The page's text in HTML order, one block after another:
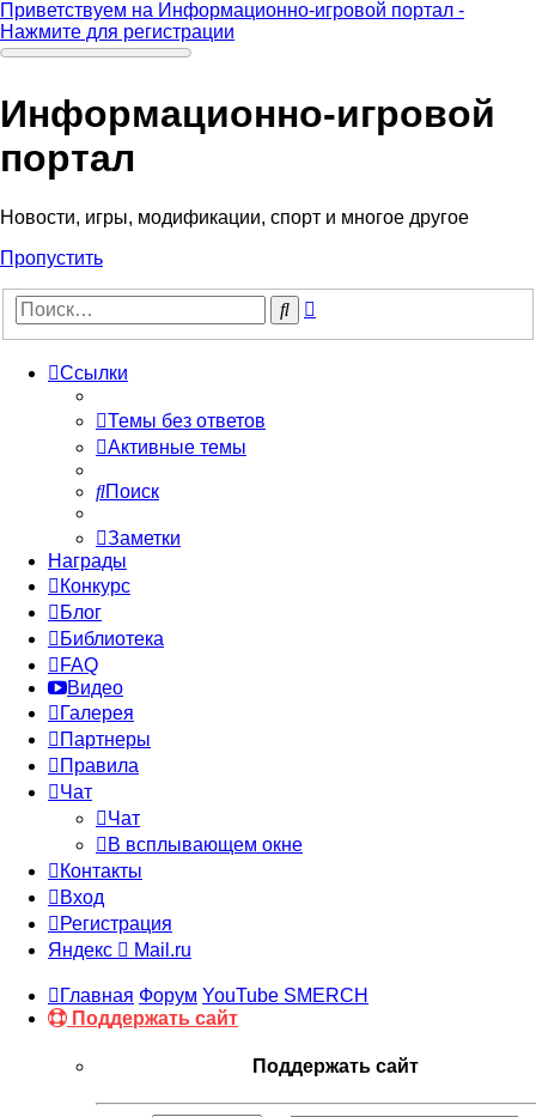
Приветствуем на Информационно-игровой портал -
Нажмите для регистрации
Информационно-игровой
портал
Новости, игры, модификации, спорт и многое другое
Пропустить
Поиск
Ссылки
Темы без ответов
Активные темы
Поиск
Заметки
Награды
Конкурс
Блог
Библиотека
FAQ
Видео
Галерея
Партнеры
Правила
Чат
Чат
В всплывающем окне
Контакты
Вход
Регистрация
Яндекс
Mail.ru
Главная Форум YouTube SMERCH
Поддержать сайт
Поддержать сайт